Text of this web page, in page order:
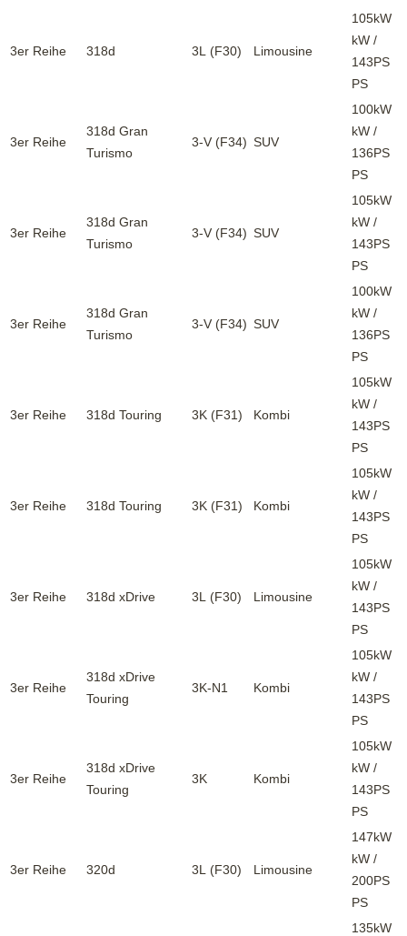
3er Reihe 318d 3L (F30) Limousine
105kW
kW /
143PS
PS
3er Reihe
318d Gran
Turismo
3-V (F34) SUV
100kW
kW /
136PS
PS
3er Reihe
318d Gran
Turismo
3-V (F34) SUV
105kW
kW /
143PS
PS
3er Reihe
318d Gran
Turismo
3-V (F34) SUV
100kW
kW /
136PS
PS
3er Reihe 318d Touring 3K (F31) Kombi
105kW
kW /
143PS
PS
3er Reihe 318d Touring 3K (F31) Kombi
105kW
kW /
143PS
PS
3er Reihe 318d xDrive 3L (F30) Limousine
105kW
kW /
143PS
PS
3er Reihe
318d xDrive
Touring
3K-N1 Kombi
105kW
kW /
143PS
PS
3er Reihe
318d xDrive
Touring
3K Kombi
105kW
kW /
143PS
PS
3er Reihe 320d 3L (F30) Limousine
147kW
kW /
200PS
PS
135kW